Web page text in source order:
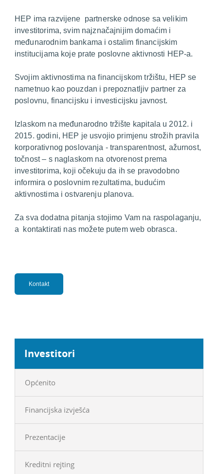
HEP ima razvijene partnerske odnose sa velikim
investitorima, svim najznačajnijim domaćim i
međunarodnim bankama i ostalim financijskim
institucijama koje prate poslovne aktivnosti HEP-a.
Svojim aktivnostima na financijskom tržištu, HEP se
nametnuo kao pouzdan i prepoznatljiv partner za
poslovnu, financijsku i investicijsku javnost.
Izlaskom na međunarodno tržište kapitala u 2012. i
2015. godini, HEP je usvojio primjenu strožih pravila
korporativnog poslovanja - transparentnost, ažurnost,
točnost – s naglaskom na otvorenost prema
investitorima, koji očekuju da ih se pravodobno
informira o poslovnim rezultatima, budućim
aktivnostima i ostvarenju planova.
Za sva dodatna pitanja stojimo Vam na raspolaganju,
a kontaktirati nas možete putem web obrasca.
Kontakt
Investitori
Općenito
Financijska izvješća
Prezentacije
Kreditni rejting